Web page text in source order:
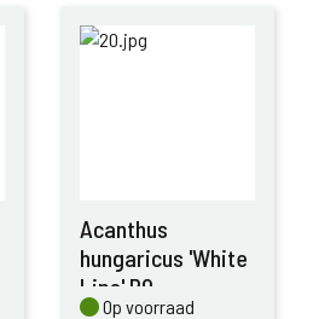
Acanthus
hungaricus 'White
Lips' P9
Op voorraad
Op voorraad